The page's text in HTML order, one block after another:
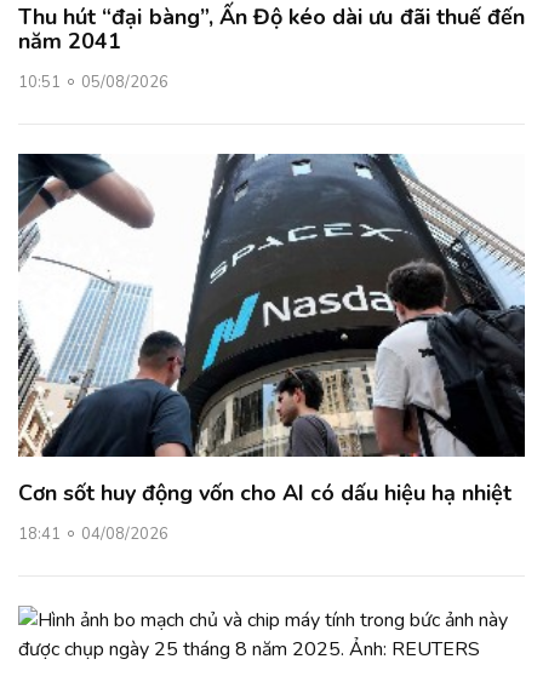
Thu hút “đại bàng”, Ấn Độ kéo dài ưu đãi thuế đến
năm 2041
10:51 05/08/2026
Cơn sốt huy động vốn cho AI có dấu hiệu hạ nhiệt
18:41 04/08/2026